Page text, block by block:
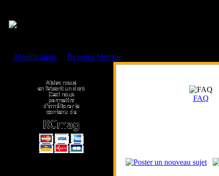
Identification
Devenez Membre
FAQ